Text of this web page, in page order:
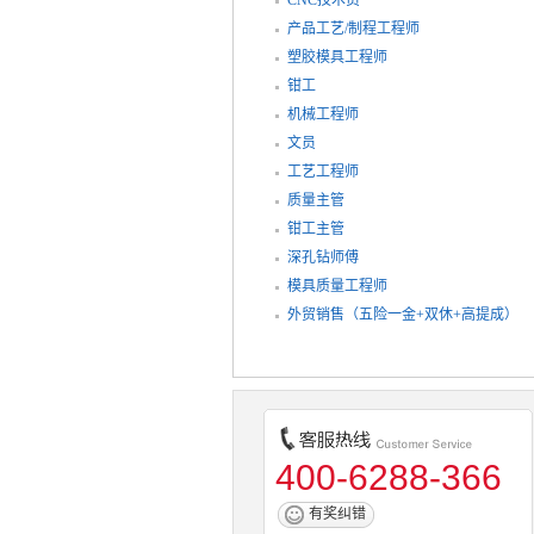
产品工艺/制程工程师
塑胶模具工程师
钳工
机械工程师
文员
工艺工程师
质量主管
钳工主管
深孔钻师傅
模具质量工程师
外贸销售（五险一金+双休+高提成）
400-6288-366
有奖纠错